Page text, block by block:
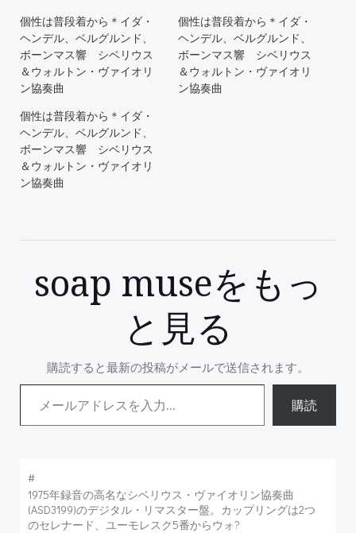
個性は普段着から＊イダ・
ヘンデル、ベルグルンド、
ボーンマス響 シベリウス
＆ウォルトン・ヴァイオリ
ン協奏曲
個性は普段着から＊イダ・
ヘンデル、ベルグルンド、
ボーンマス響 シベリウス
＆ウォルトン・ヴァイオリ
ン協奏曲
個性は普段着から＊イダ・
ヘンデル、ベルグルンド、
ボーンマス響 シベリウス
＆ウォルトン・ヴァイオリ
ン協奏曲
soap museをもっ
と見る
購読すると最新の投稿がメールで送信されます。
メールアドレスを入力...
購読
#
1975年録音の高名なシベリウス・ヴァイオリン協奏曲
(ASD3199)のデジタル・リマスター盤。カップリングは2つ
のセレナード、ユーモレスク5番からウォ?